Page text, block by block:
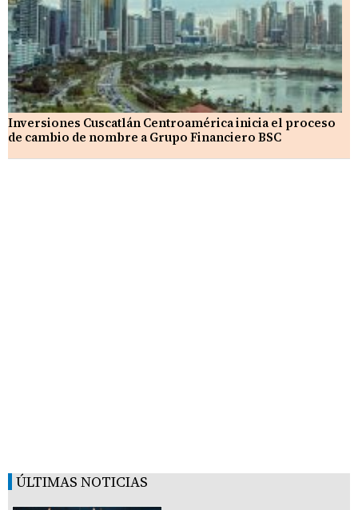
Inversiones Cuscatlán Centroamérica inicia el proceso
de cambio de nombre a Grupo Financiero BSC
ÚLTIMAS NOTICIAS